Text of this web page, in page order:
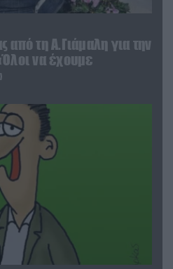
από τη Α.Γιάμαλη για την
να έχουμε